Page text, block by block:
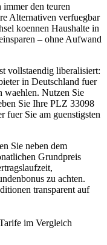
den teuren
Alternativen verfuegbar
koennen Haushalte in
– ohne Aufwand
vollstaendig liberalisiert:
in Deutschland fuer
waehlen. Nutzen Sie
Sie Ihre PLZ 33098
fuer Sie am guenstigsten
Sie neben dem
Grundpreis
zu achten.
transparent auf
im Vergleich